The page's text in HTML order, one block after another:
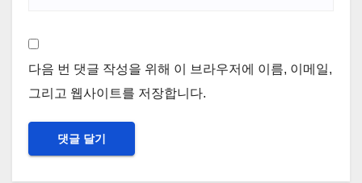
다음 번 댓글 작성을 위해 이 브라우저에 이름, 이메일,
그리고 웹사이트를 저장합니다.